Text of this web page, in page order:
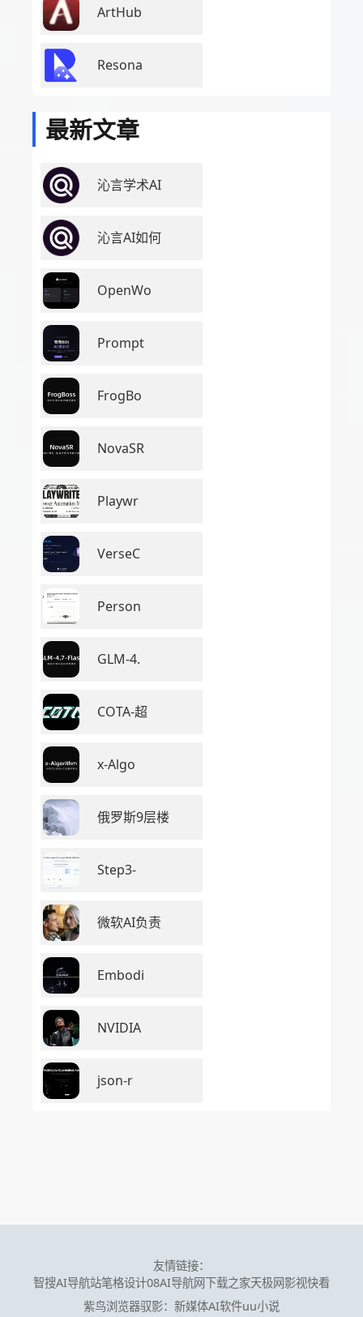
ArtHub
Resona
最新文章
沁言学术AI
沁言AI如何
OpenWo
Prompt
FrogBo
NovaSR
Playwr
VerseC
Person
GLM-4.
COTA-超
x-Algo
俄罗斯9层楼
Step3-
微软AI负责
Embodi
NVIDIA
json-r
友情链接：
智搜AI导航站笔格设计08AI导航网下载之家天极网影视快看
紫鸟浏览器驭影：新媒体AI软件uu小说